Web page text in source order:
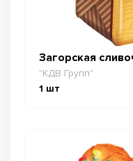
Загорская
"КДВ Групп"
1 шт